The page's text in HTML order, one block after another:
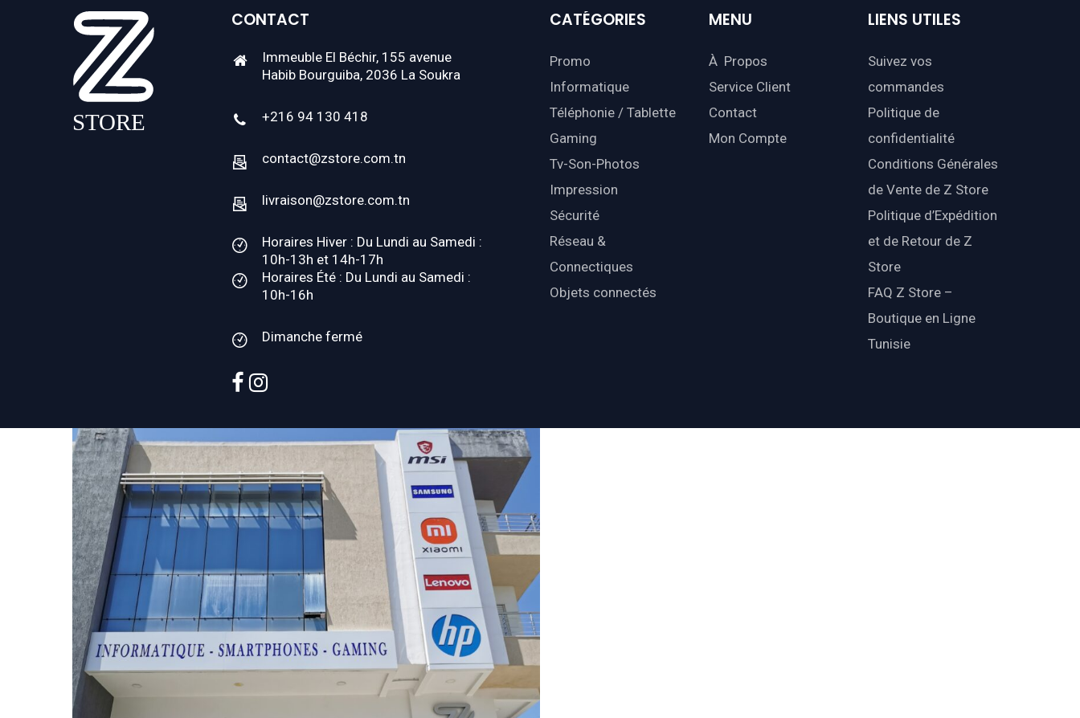
CONTACT
Immeuble El Béchir, 155 avenue
Habib Bourguiba, 2036 La Soukra
+216 94 130 418
contact@zstore.com.tn
livraison@zstore.com.tn
Horaires Hiver : Du Lundi au Samedi :
10h-13h et 14h-17h
Horaires Été : Du Lundi au Samedi :
10h-16h
Dimanche fermé
facebook
instagram
CATÉGORIES
Promo
Informatique
Téléphonie / Tablette
Gaming
Tv-Son-Photos
Impression
Sécurité
Réseau &
Connectiques
Objets connectés
MENU
À Propos
Service Client
Contact
Mon Compte
LIENS UTILES
Suivez vos
commandes
Politique de
confidentialité
Conditions Générales
de Vente de Z Store
Politique d’Expédition
et de Retour de Z
Store
FAQ Z Store –
Boutique en Ligne
Tunisie